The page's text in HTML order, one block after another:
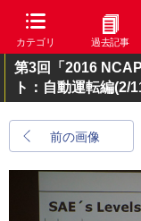
カテゴリ 過去記事
第3回「2016
ト：自動運転編(2/
前の画像